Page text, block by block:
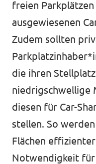
freien
ausgewiesenen
Zudem sollten
die ihren
niedrigschwellige
diesen für Car-
stellen. So
Flächen
Notwendigkeit